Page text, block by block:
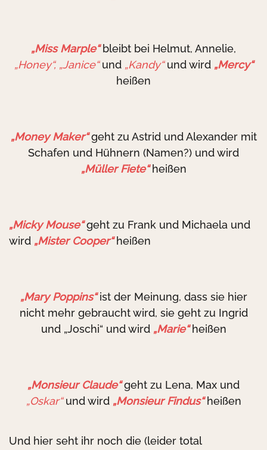
„Miss Marple“bleibt bei Helmut, Annelie,
„Honey“, „Janice“und „Kandy“und wird „Mercy“
heißen
„Money Maker“geht zu Astrid und Alexander mit
Schafen und Hühnern (Namen?) und wird
„Müller Fiete“heißen
„Micky Mouse“geht zu Frank und Michaela und
wird „Mister Cooper“heißen
„Mary Poppins“ist der Meinung, dass sie hier
nicht mehr gebraucht wird, sie geht zu Ingrid
und „Joschi“ und wird „Marie“heißen
„Monsieur Claude“geht zu Lena, Max und
„Oskar“und wird „Monsieur Findus“heißen
Und hier seht ihr noch die (leider total